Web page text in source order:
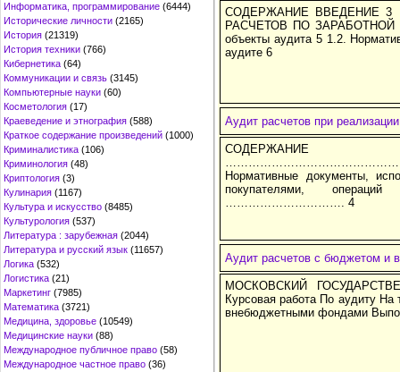
Информатика, программирование (6444)
Исторические личности (2165)
История (21319)
История техники (766)
Кибернетика (64)
Коммуникации и связь (3145)
Компьютерные науки (60)
Косметология (17)
Краеведение и этнография (588)
Краткое содержание произведений (1000)
Криминалистика (106)
Криминология (48)
Криптология (3)
Кулинария (1167)
Культура и искусство (8485)
Культурология (537)
Литература : зарубежная (2044)
Литература и русский язык (11657)
Логика (532)
Логистика (21)
Маркетинг (7985)
Математика (3721)
Медицина, здоровье (10549)
Медицинские науки (88)
Международное публичное право (58)
Международное частное право (36)
СОДЕРЖАНИЕ ВВЕДЕНИЕ 3
РАСЧЕТОВ ПО ЗАРАБОТНОЙ
объекты аудита 5 1.2.
аудите 6
Аудит расчетов при
СОДЕРЖАНИЕ
Нормативные документы,
покупателями,
…………………………. 4
Аудит расчетов с бюджетом и
МОСКОВСКИЙ
Курсовая работа По аудиту
внебюджетными фондами